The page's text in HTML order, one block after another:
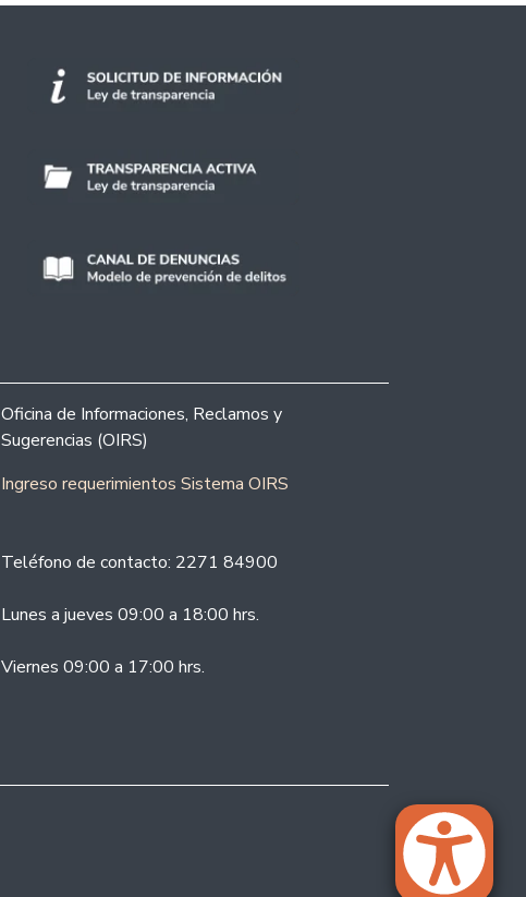
Oficina de Informaciones, Reclamos y
Sugerencias (OIRS)
Ingreso requerimientos Sistema OIRS
Teléfono de contacto: 2271 84900
Lunes a jueves 09:00 a 18:00 hrs.
Viernes 09:00 a 17:00 hrs.